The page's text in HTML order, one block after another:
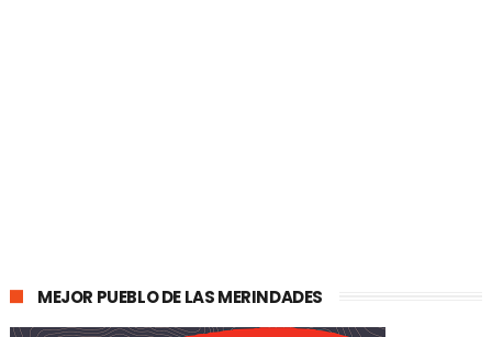
MEJOR PUEBLO DE LAS MERINDADES